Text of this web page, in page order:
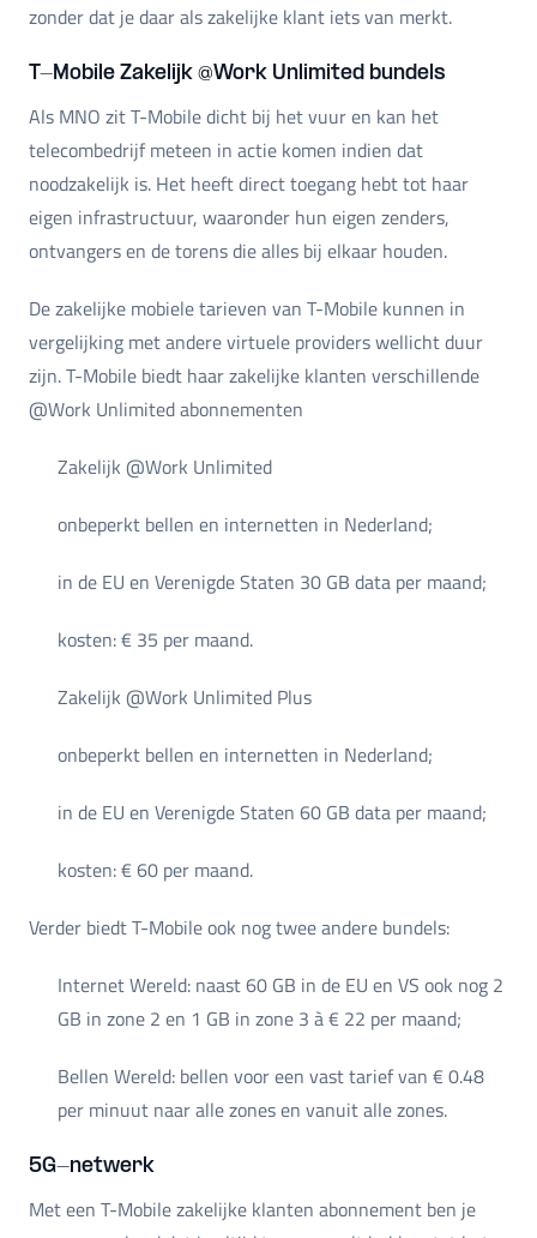
zonder dat je daar als zakelijke klant iets van merkt.
T-Mobile Zakelijk @Work Unlimited bundels
Als MNO zit T-Mobile dicht bij het vuur en kan het
telecombedrijf meteen in actie komen indien dat
noodzakelijk is. Het heeft direct toegang hebt tot haar
eigen infrastructuur, waaronder hun eigen zenders,
ontvangers en de torens die alles bij elkaar houden.
De zakelijke mobiele tarieven van T-Mobile kunnen in
vergelijking met andere virtuele providers wellicht duur
zijn. T-Mobile biedt haar zakelijke klanten verschillende
@Work Unlimited abonnementen
Zakelijk @Work Unlimited
onbeperkt bellen en internetten in Nederland;
in de EU en Verenigde Staten 30 GB data per maand;
kosten: € 35 per maand.
Zakelijk @Work Unlimited Plus
onbeperkt bellen en internetten in Nederland;
in de EU en Verenigde Staten 60 GB data per maand;
kosten: € 60 per maand.
Verder biedt T-Mobile ook nog twee andere bundels:
Internet Wereld: naast 60 GB in de EU en VS ook nog 2
GB in zone 2 en 1 GB in zone 3 à € 22 per maand;
Bellen Wereld: bellen voor een vast tarief van € 0.48
per minuut naar alle zones en vanuit alle zones.
5G-netwerk
Met een T-Mobile zakelijke klanten abonnement ben je